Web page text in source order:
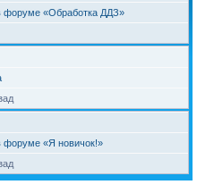
форуме «Обработка ДДЗ»
«Я новичок!»